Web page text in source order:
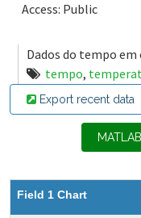
Access: Public
Dados do tempo em
tempo,
Export recent data
Field 1 Chart